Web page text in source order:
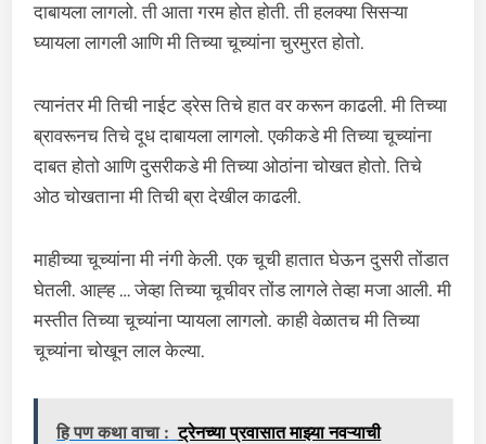
दाबायला लागलो. ती आता गरम होत होती. ती हलक्या सिसऱ्या
घ्यायला लागली आणि मी तिच्या चूच्यांना चुरमुरत होतो.
त्यानंतर मी तिची नाईट ड्रेस तिचे हात वर करून काढली. मी तिच्या
ब्रावरूनच तिचे दूध दाबायला लागलो. एकीकडे मी तिच्या चूच्यांना
दाबत होतो आणि दुसरीकडे मी तिच्या ओठांना चोखत होतो. तिचे
ओठ चोखताना मी तिची ब्रा देखील काढली.
माहीच्या चूच्यांना मी नंगी केली. एक चूची हातात घेऊन दुसरी तोंडात
घेतली. आह्ह … जेव्हा तिच्या चूचीवर तोंड लागले तेव्हा मजा आली. मी
मस्तीत तिच्या चूच्यांना प्यायला लागलो. काही वेळातच मी तिच्या
चूच्यांना चोखून लाल केल्या.
हि पण कथा वाचा : ट्रेनच्या प्रवासात माझ्या नवऱ्याची